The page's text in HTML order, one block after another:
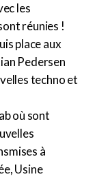
les
réunies !
place aux
Pedersen
techno et
où sont
à
Usine